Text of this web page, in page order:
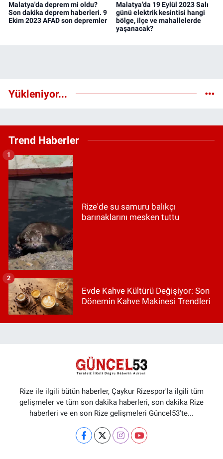
Malatya'da deprem mi oldu?
Son dakika deprem haberleri. 9
Ekim 2023 AFAD son depremler
Malatya’da 19 Eylül 2023 Salı
günü elektrik kesintisi hangi
bölge, ilçe ve mahallelerde
yaşanacak?
Yükleniyor...
Trend Haberler
Rize'de su samuru balıkçı
barınaklarını mesken tuttu
1
Evde Kahve Kültürü Değişiyor: Son
Dönemin Kahve Makinesi Trendleri
2
Rize ile ilgili bütün haberler, Çaykur Rizespor'la ilgili tüm
gelişmeler ve tüm son dakika haberleri, son dakika Rize
haberleri ve en son Rize gelişmeleri Güncel53'te...